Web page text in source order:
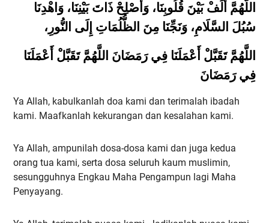
اللَّهُمَّ أَلِّفْ بَيْنَ قُلُوبِنَا، وَأَصْلِحْ ذَاتَ بَيْنِنَا، وَاهْدِنَا
سُبُلَ السَّلَامِ، وَنَجِّنَا مِنَ الظُّلُمَاتِ إِلَى النُّورِ،
اللَّهُمَّ تَقَبَّلْ أَعْمَلَنَا فِي رَمَضَانَ اللَّهُمَّ تَقَبَّلْ أَعْمَلَنَا
فِي رَمَضَانَ
Ya Allah, kabulkanlah doa kami dan terimalah ibadah
kami. Maafkanlah kekurangan dan kesalahan kami.
Ya Allah, ampunilah dosa-dosa kami dan juga kedua
orang tua kami, serta dosa seluruh kaum muslimin,
sesungguhnya Engkau Maha Pengampun lagi Maha
Penyayang.